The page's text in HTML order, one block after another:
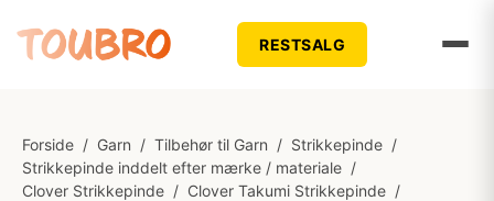
RESTSALG
Forside / Garn / Tilbehør til Garn / Strikkepinde /
Strikkepinde inddelt efter mærke / materiale /
Clover Strikkepinde / Clover Takumi Strikkepinde /